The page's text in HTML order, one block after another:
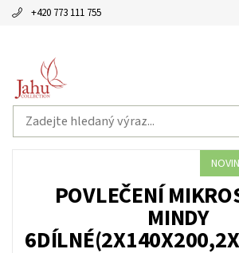
+420 773 111 755
POVLEČENÍ
MINDY